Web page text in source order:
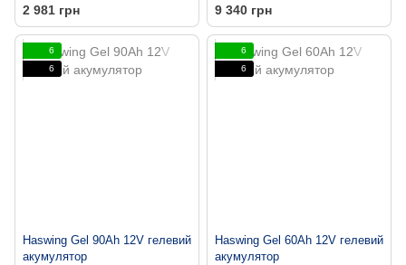
2 981 грн 9 340 грн
6
6
Haswing Gel 90Ah 12V гелевий
акумулятор
6
6
Haswing Gel 60Ah 12V гелевий
акумулятор